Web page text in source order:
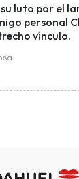
luto por el
personal
vínculo.